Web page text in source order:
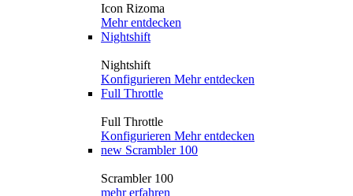
Icon Rizoma
Mehr entdecken
Nightshift
Nightshift
Konfigurieren Mehr entdecken
Full Throttle
Full Throttle
Konfigurieren Mehr entdecken
new Scrambler 100
Scrambler 100
mehr erfahren